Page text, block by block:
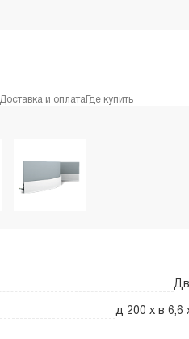
Доставка и оплата Где купить
д 200 x в 6,6